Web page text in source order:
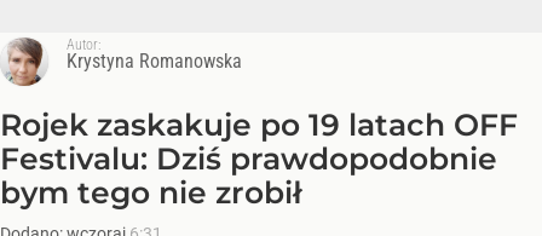
Autor:
Krystyna Romanowska
Rojek zaskakuje po 19 latach OFF
Festivalu: Dziś prawdopodobnie
bym tego nie zrobił